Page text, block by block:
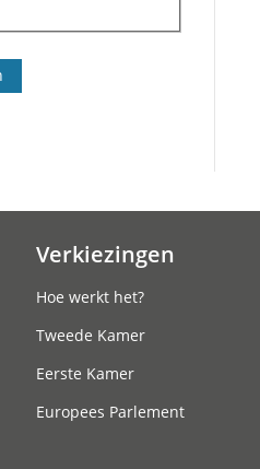
Verkiezingen
Hoe werkt het?
Tweede Kamer
Eerste Kamer
Europees Parlement